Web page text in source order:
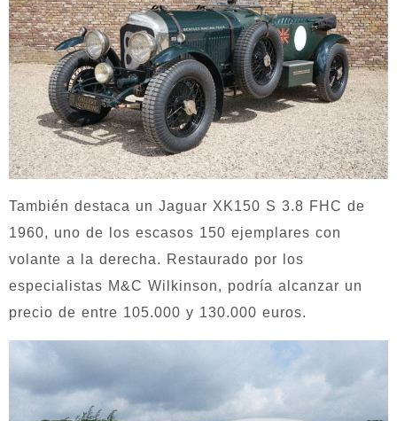
También destaca un Jaguar XK150 S 3.8 FHC de
1960, uno de los escasos 150 ejemplares con
volante a la derecha. Restaurado por los
especialistas M&C Wilkinson, podría alcanzar un
precio de entre 105.000 y 130.000 euros.